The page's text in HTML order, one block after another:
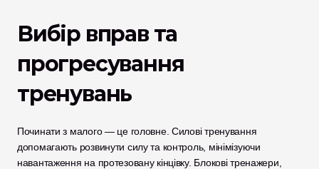
Вибір вправ та
прогресування
тренувань
Починати з малого — це головне. Силові тренування
допомагають розвинути силу та контроль, мінімізуючи
навантаження на протезовану кінцівку. Блокові тренажери,